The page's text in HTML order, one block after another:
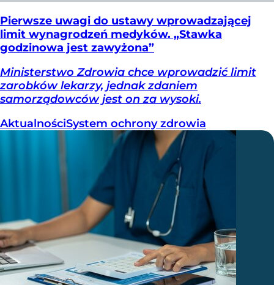
Pierwsze uwagi do ustawy wprowadzającej
limit wynagrodzeń medyków. „Stawka
godzinowa jest zawyżona”
Ministerstwo Zdrowia chce wprowadzić limit
zarobków lekarzy, jednak zdaniem
samorządowców jest on za wysoki.
AktualnościSystem ochrony zdrowia